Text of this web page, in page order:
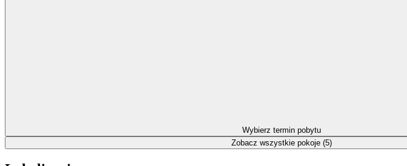
Wybierz termin pobytu
Zobacz wszystkie pokoje (5)